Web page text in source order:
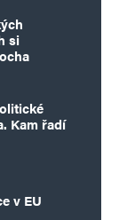
si
Kam řadí
v EU